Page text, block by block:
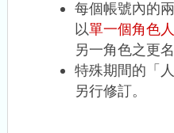
每個帳號內的
以單一個角色
另一角色之更
特殊期間的「
另行修訂。